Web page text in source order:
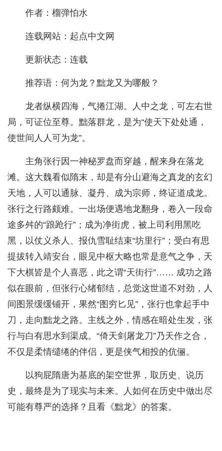
作者：榴弹怕水
连载网站：起点中文网
更新状态：连载
推荐语：何为龙？黜龙又为哪般？
龙者纵横四海，气捲江湖。人中之龙，可左右世
局，可证位至尊。黜落群龙，是为“使天下处处通，
使世间人人可为龙”。
主角张行因一神秘罗盘而穿越，醒来身在落龙
滩。这大魏看似隋末，却是有分山避海之真龙的玄幻
天地，人可以通脉、凝丹、成为宗师，终证道成龙。
张行之行路颇难。一出场便遇地龙翻身，卷入一段命
途多舛的“踉跄行”；成为净街虎，被上司利用黑吃
黑，以仗义杀人、报仇雪耻结束“坊里行”；受白有思
提拔转入靖安台，眼见中枢大略也常是意气之争，天
下大棋皆是个人喜恶，此之谓“天街行”…… 成功之路
似在眼前，但张行心绪郁结，总觉这世道不对劲，人
间图景缓缓铺开，果然“图穷匕见”，张行也拿起手中
刀，走向黜龙之路。主线之外，情感在暗处生发，张
行与白有思水到渠成。“倚天剑屠龙刀”乃天作之合，
不仅是柔情缱绻的伴侣，更是侠气相投的伉俪。
以狗屁隋唐为基底的架空世界，取历史、说历
史，最终是为了现实与未来。人如何在历史中做出尽
可能有尊严的选择？且看《黜龙》的答案。